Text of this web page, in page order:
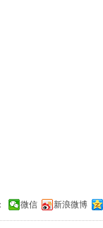
微信 新浪微博